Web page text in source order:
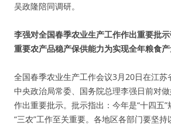
吴政隆陪同调研。
李强对全国春季农业生产工作作出重要批
重要农产品稳产保供能力为实现全年粮食
全国春季农业生产工作会议3月20日在江苏
中央政治局常委、国务院总理李强日前对
作出重要批示。批示指出：今年是“十四五
“三农”工作至关重要。各地区各部门要坚